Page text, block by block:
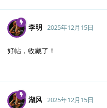
李明 2025年12月15日
好帖，收藏了！
湖风 2025年12月15日